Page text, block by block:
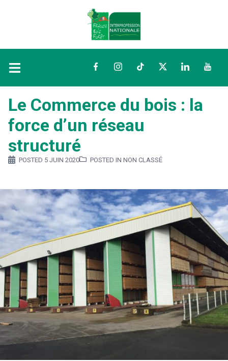
FacebookInstagramTikTokTwitterLinkedIn
Le Commerce du bois : la
force d’un réseau
structuré
POSTED 5 JUIN 2020 POSTED IN NON CLASSÉ